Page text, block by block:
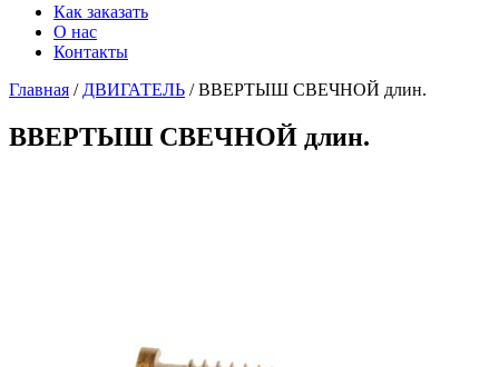
Как заказать
О нас
Контакты
Главная / ДВИГАТЕЛЬ / ВВЕРТЫШ СВЕЧНОЙ длин.
ВВЕРТЫШ СВЕЧНОЙ длин.